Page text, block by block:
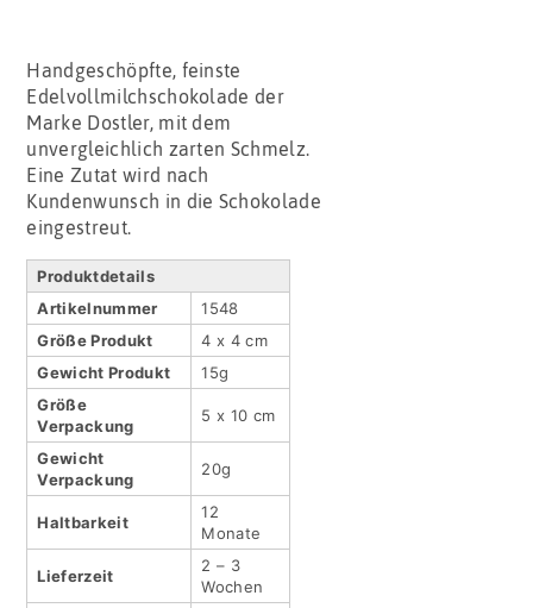
Handgeschöpfte, feinste
Edelvollmilchschokolade der
Marke Dostler, mit dem
unvergleichlich zarten Schmelz.
Eine Zutat wird nach
Kundenwunsch in die Schokolade
eingestreut.
Produktdetails
Artikel­nummer
1548
Größe Produkt
4 x 4 cm
Gewicht Produkt
15g
Größe
Verpackung
5 x 10 cm
Gewicht
Verpackung
20g
Haltbar­keit
12
Monate
Lieferzeit
2 – 3
Wochen